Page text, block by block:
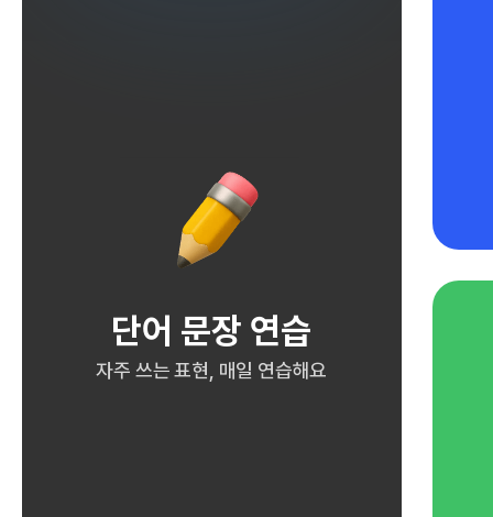
단어 문장 연습
자주 쓰는 표현, 매일 연습해요